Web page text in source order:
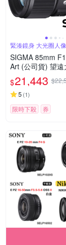
緊湊鏡身 大光圈人
單眼鏡頭
SIGMA 85mm
Art (公司貨) 望遠
像鏡 全片幅微單
$21,443
5 (1)
限時下殺 券